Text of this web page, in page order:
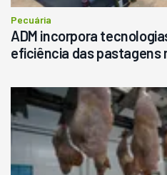
Pecuária
ADM incorpora
eficiência das pastagens